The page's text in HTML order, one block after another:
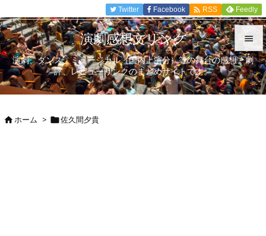


メニュ

Twitter Facebook  RSS Feedly
演劇感想文リンク
演劇、ダンス、ミュージカル（国内上演分）等の舞台の感想、劇
評、レビューリンクのまとめサイトです。
ホーム > 佐久間夕貴